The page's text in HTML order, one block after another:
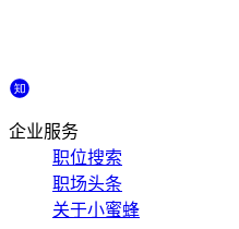
企业服务
职位搜索
职场头条
关于小蜜蜂